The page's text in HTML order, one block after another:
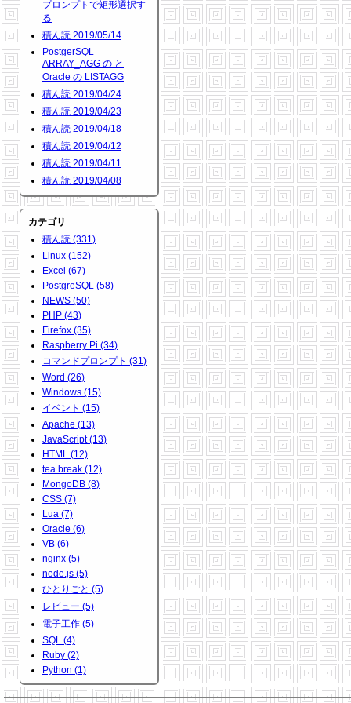
プロンプトで矩形選択す
る
積ん読 2019/05/14
PostgerSQL
ARRAY_AGG の と
Oracle の LISTAGG
積ん読 2019/04/24
積ん読 2019/04/23
積ん読 2019/04/18
積ん読 2019/04/12
積ん読 2019/04/11
積ん読 2019/04/08
カテゴリ
積ん読 (331)
Linux (152)
Excel (67)
PostgreSQL (58)
NEWS (50)
PHP (43)
Firefox (35)
Raspberry Pi (34)
コマンドプロンプト (31)
Word (26)
Windows (15)
イベント (15)
Apache (13)
JavaScript (13)
HTML (12)
tea break (12)
MongoDB (8)
CSS (7)
Lua (7)
Oracle (6)
VB (6)
nginx (5)
node.js (5)
ひとりごと (5)
レビュー (5)
電子工作 (5)
SQL (4)
Ruby (2)
Python (1)